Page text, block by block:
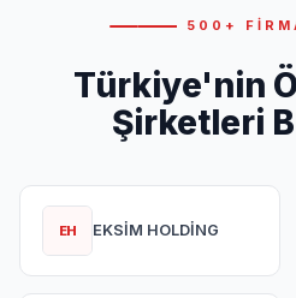
500+
Türkiye'nin
Şirketleri
EH EKSİM HOLDİNG